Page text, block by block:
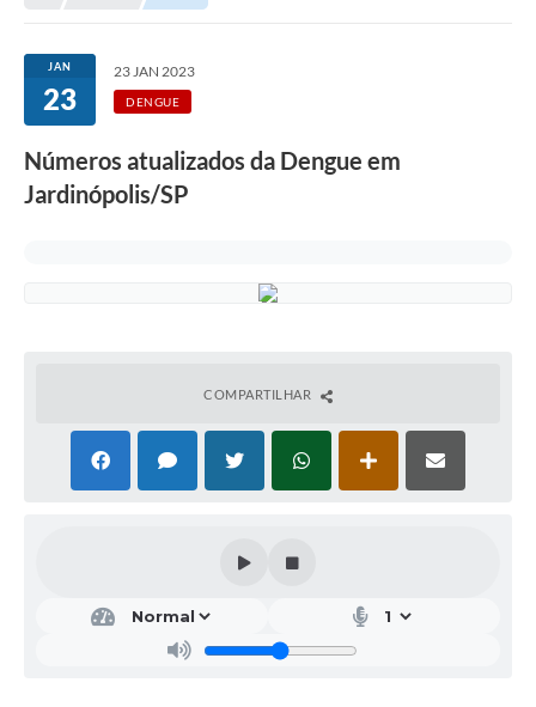
JAN
23
23 JAN 2023
DENGUE
Números atualizados da Dengue em
Jardinópolis/SP
COMPARTILHAR